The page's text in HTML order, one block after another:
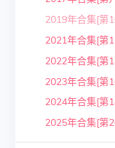
2019年合集[第
2021年合集[第
2022年合集[第
2023年合集[第
2024年合集[第
2025年合集[第